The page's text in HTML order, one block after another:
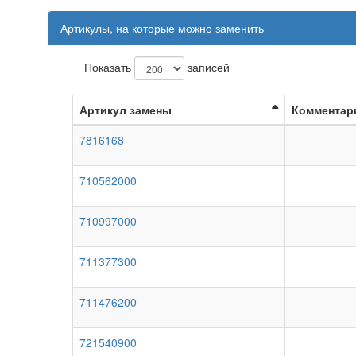
Артикулы, на которые можно заменить
Показать записей
Артикул замены
7816168
710562000
710997000
711377300
711476200
721540900